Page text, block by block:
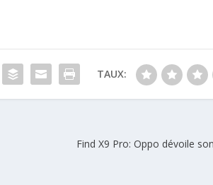
TAUX:
Find X9 Pro: Oppo dévoile